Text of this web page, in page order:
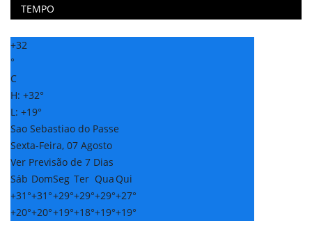
TEMPO
+32
°
C
H: +32°
L: +19°
Sao Sebastiao do Passe
Sexta-Feira, 07 Agosto
Ver Previsão de 7 Dias
Sáb DomSeg Ter Qua Qui
+31°+31°+29°+29°+29°+27°
+20°+20°+19°+18°+19°+19°